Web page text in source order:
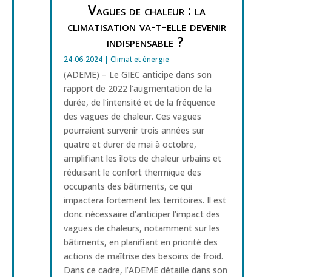
Vagues de chaleur : la
climatisation va-t-elle devenir
indispensable ?
24-06-2024| Climat et énergie
(ADEME) – Le GIEC anticipe dans son
rapport de 2022 l’augmentation de la
durée, de l’intensité et de la fréquence
des vagues de chaleur. Ces vagues
pourraient survenir trois années sur
quatre et durer de mai à octobre,
amplifiant les îlots de chaleur urbains et
réduisant le confort thermique des
occupants des bâtiments, ce qui
impactera fortement les territoires. Il est
donc nécessaire d’anticiper l’impact des
vagues de chaleurs, notamment sur les
bâtiments, en planifiant en priorité des
actions de maîtrise des besoins de froid.
Dans ce cadre, l’ADEME détaille dans son